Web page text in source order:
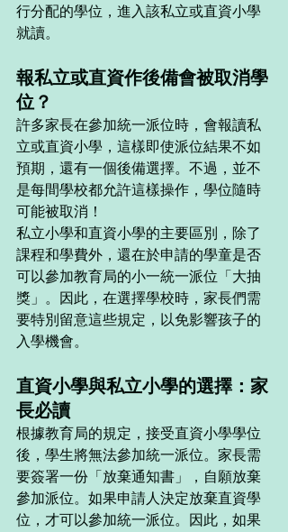
行分配的學位，進入該私立或直資小學
就讀。
報私立或直資作後備會被取消學
位？
許多家長在參加統一派位時，會報讀私
立或直資小學，這樣即使派位結果不如
預期，還有一個後備選擇。不過，並不
是每間學校都允許這樣操作，學位隨時
可能被取消！
私立小學和直資小學的主要區別，除了
課程和學費外，還在於申請的學童是否
可以參加教育局的小一統一派位「大抽
獎」。因此，在選擇學校時，家長們需
要特別留意這些規定，以免影響孩子的
入學機會。
直資小學與私立小學的選擇：家
長必讀
根據教育局的規定，接受直資小學學位
後，學生將無法參加統一派位。家長需
要簽署一份「放棄通知書」，自願放棄
參加派位。如果申請人決定放棄直資學
位，才可以參加統一派位。因此，如果